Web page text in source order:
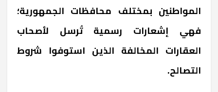
المواطنين بمختلف محافظات الجمهورية؛
فهي إشعارات رسمية تُرسل لأصحاب
العقارات المخالفة الذين استوفوا شروط
التصالح.